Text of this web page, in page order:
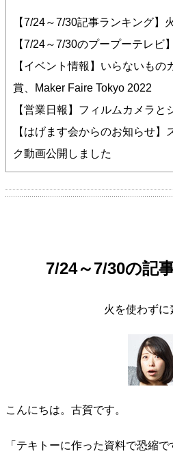
【7/24～7/30記事ランキング】
【7/24～7/30のプープーテレビ
【イベント情報】いらないもの
賞、Maker Faire Tokyo 2022
【営業日報】フィルムカメラと
【はげます会からのお知らせ】
ク動画公開しました
7/24～7/30の記
火を使わずに
こんにちは。古賀です。
「テキトーに作った資料で恐縮